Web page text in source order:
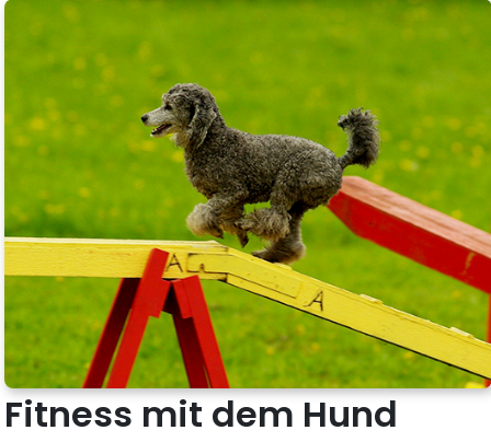
Fitness mit dem Hund